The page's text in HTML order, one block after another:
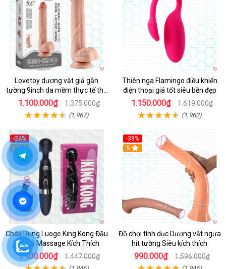
Lovetoy dương vật giả gắn
tường 9inch da mềm thực tế thú
vị
1.100.000₫ 1.375.000₫
(1,967)
Thiên nga Flamingo điều khiển
điện thoại giá tốt siêu bền đẹp
1.150.000₫ 1.619.000₫
(1,962)
-24%
4.6
Chày Rung Luoge King Kong Đầu
DV Giả Massage Kích Thích
1.100.000₫ 1.447.000₫
-38%
Hot
5
Đồ chơi tình dục Dương vật ngựa
hít tường Siêu kích thích
990.000₫ 1.596.000₫